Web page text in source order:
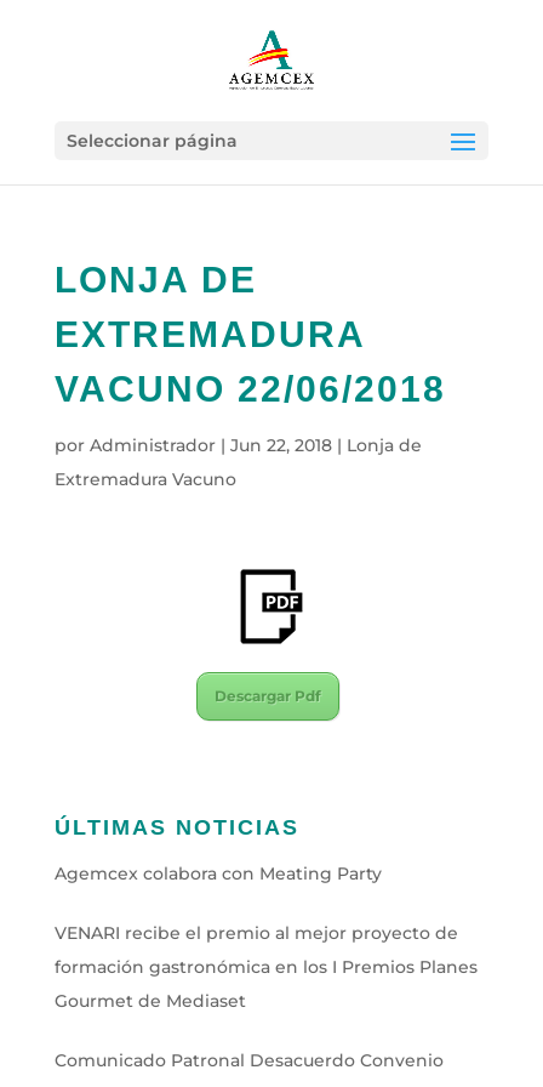
Seleccionar página
LONJA DE
EXTREMADURA
VACUNO 22/06/2018
por Administrador| Jun 22, 2018| Lonja de
Extremadura Vacuno
Descargar Pdf
ÚLTIMAS NOTICIAS
Agemcex colabora con Meating Party
VENARI recibe el premio al mejor proyecto de
formación gastronómica en los I Premios Planes
Gourmet de Mediaset
Comunicado Patronal Desacuerdo Convenio